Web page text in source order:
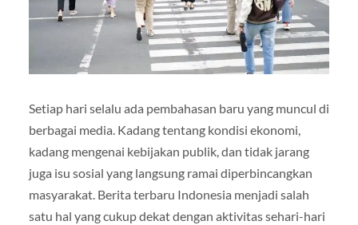
Setiap hari selalu ada pembahasan baru yang muncul di
berbagai media. Kadang tentang kondisi ekonomi,
kadang mengenai kebijakan publik, dan tidak jarang
juga isu sosial yang langsung ramai diperbincangkan
masyarakat. Berita terbaru Indonesia menjadi salah
satu hal yang cukup dekat dengan aktivitas sehari-hari